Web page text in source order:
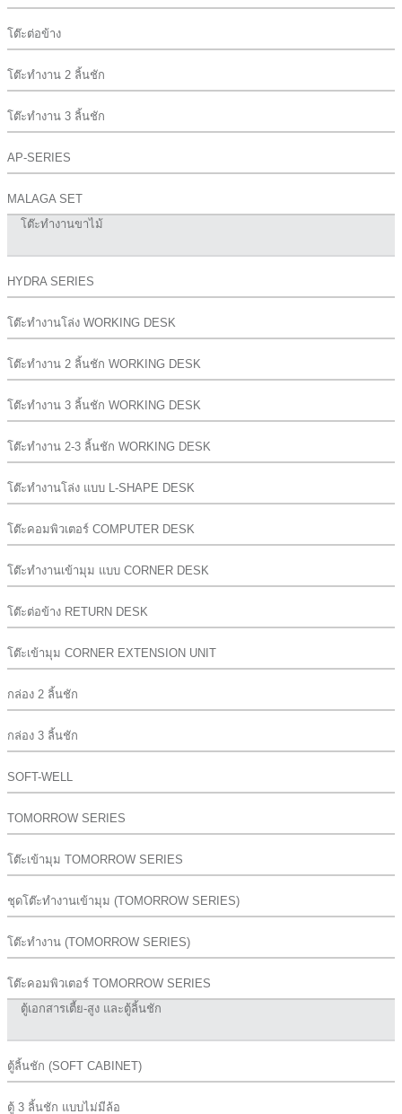
โต๊ะต่อข้าง
โต๊ะทำงาน 2 ลิ้นชัก
โต๊ะทำงาน 3 ลิ้นชัก
AP-SERIES
MALAGA SET
โต๊ะทำงานขาไม้
HYDRA SERIES
โต๊ะทำงานโล่ง WORKING DESK
โต๊ะทำงาน 2 ลิ้นชัก WORKING DESK
โต๊ะทำงาน 3 ลิ้นชัก WORKING DESK
โต๊ะทำงาน 2-3 ลิ้นชัก WORKING DESK
โต๊ะทำงานโล่ง แบบ L-SHAPE DESK
โต๊ะคอมพิวเตอร์ COMPUTER DESK
โต๊ะทำงานเข้ามุม แบบ CORNER DESK
โต๊ะต่อข้าง RETURN DESK
โต๊ะเข้ามุม CORNER EXTENSION UNIT
กล่อง 2 ลิ้นชัก
กล่อง 3 ลิ้นชัก
SOFT-WELL
TOMORROW SERIES
โต๊ะเข้ามุม TOMORROW SERIES
ชุดโต๊ะทำงานเข้ามุม (TOMORROW SERIES)
โต๊ะทำงาน (TOMORROW SERIES)
โต๊ะคอมพิวเตอร์ TOMORROW SERIES
ตู้เอกสารเตี้ย-สูง และตู้ลิ้นชัก
ตู้ลิ้นชัก (SOFT CABINET)
ตู้ 3 ลิ้นชัก แบบไม่มีล้อ